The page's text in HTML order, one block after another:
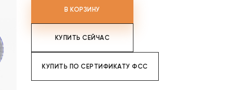
В КОРЗИНУ
КУПИТЬ СЕЙЧАС
КУПИТЬ ПО СЕРТИФИКАТУ ФСС